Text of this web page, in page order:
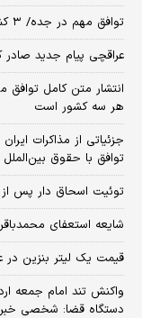
توافق مهم در جده/ ۳ کشور منطقه توافقنامه نظامی امضا می‌کنند
عراقچی پیام جدید صادر
انتشار متن کامل توافق
هر سه کشور است
جزئیاتی از مذاکرات
توافق با حقوق بین‌الملل
توئیت اسحاق دار پس
شایعه استعفای
قیمت یک لیتر بنزین در
واکنش تند امام جمعه
دستگاه قضا: شخصی